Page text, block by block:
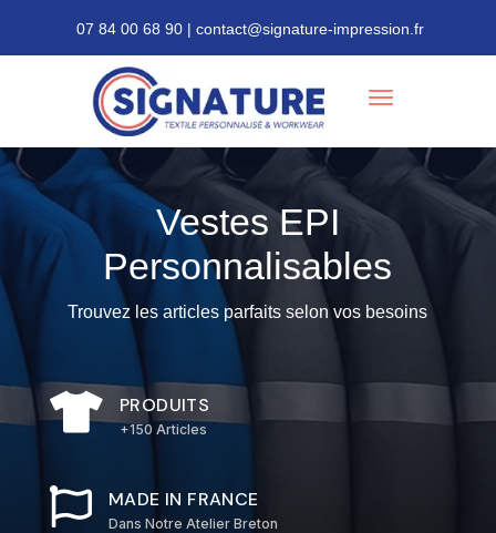
07 84 00 68 90 | contact@signature-impression.fr
Vestes EPI
Personnalisables
Trouvez les articles parfaits selon vos besoins
 PRODUITS
+150 Articles
 MADE IN FRANCE
Dans Notre Atelier Breton